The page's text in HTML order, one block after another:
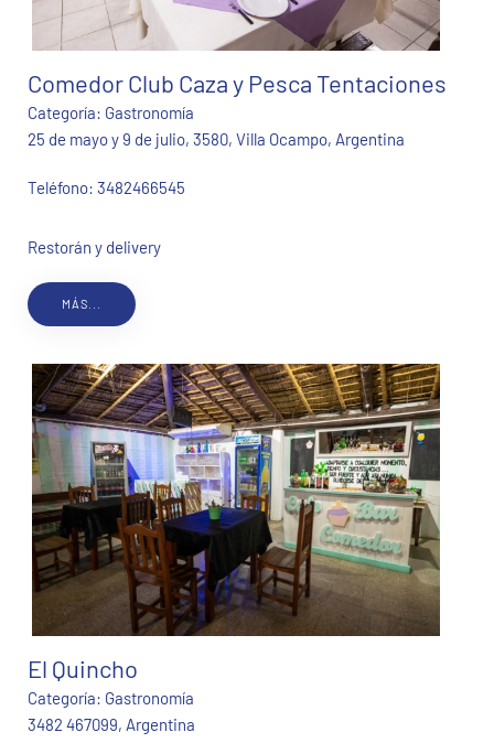
Comedor Club Caza y Pesca Tentaciones
Categoría: Gastronomía
25 de mayo y 9 de julio, 3580, Villa Ocampo, Argentina
Teléfono: 3482466545
Restorán y delivery
MÁS...
El Quincho
Categoría: Gastronomía
3482 467099, Argentina